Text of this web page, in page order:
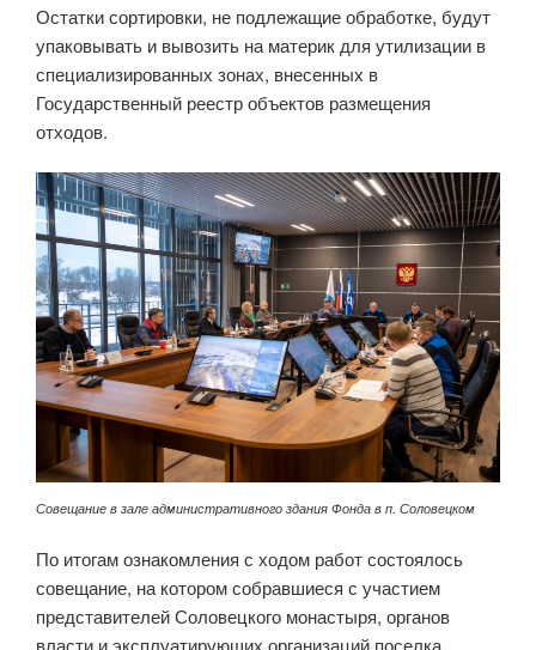
Остатки сортировки, не подлежащие обработке, будут
упаковывать и вывозить на материк для утилизации в
специализированных зонах, внесенных в
Государственный реестр объектов размещения
отходов.
Совещание в зале административного здания Фонда в п. Соловецком
По итогам ознакомления с ходом работ состоялось
совещание, на котором собравшиеся с участием
представителей Соловецкого монастыря, органов
власти и эксплуатирующих организаций поселка